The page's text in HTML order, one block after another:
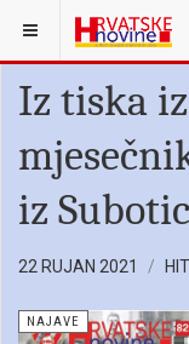
NALAZITE SE OVDJE:
Iz tiska
iz
22 RUJAN 2021
NAJAVE